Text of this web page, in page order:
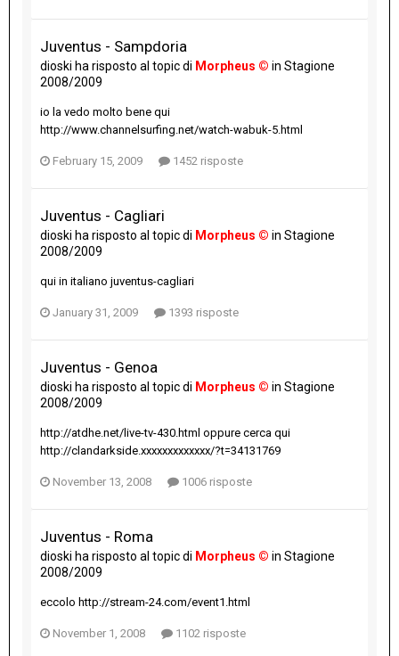
Juventus - Sampdoria
dioski ha risposto al topic di Morpheus © in Stagione
2008/2009
io la vedo molto bene qui
http://www.channelsurfing.net/watch-wabuk-5.html
February 15, 2009 1452 risposte
Juventus - Cagliari
dioski ha risposto al topic di Morpheus © in Stagione
2008/2009
qui in italiano juventus-cagliari
January 31, 2009 1393 risposte
Juventus - Genoa
dioski ha risposto al topic di Morpheus © in Stagione
2008/2009
http://atdhe.net/live-tv-430.html oppure cerca qui
http://clandarkside.xxxxxxxxxxxxx/?t=34131769
November 13, 2008 1006 risposte
Juventus - Roma
dioski ha risposto al topic di Morpheus © in Stagione
2008/2009
eccolo http://stream-24.com/event1.html
November 1, 2008 1102 risposte